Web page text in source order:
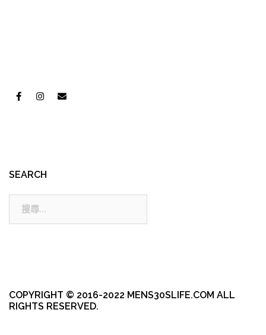
SEARCH
COPYRIGHT © 2016-2022 MENS30SLIFE.COM ALL
RIGHTS RESERVED.